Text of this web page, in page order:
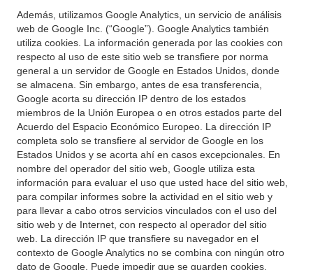
Además, utilizamos Google Analytics, un servicio de análisis
web de Google Inc. (“Google”). Google Analytics también
utiliza cookies. La información generada por las cookies con
respecto al uso de este sitio web se transfiere por norma
general a un servidor de Google en Estados Unidos, donde
se almacena. Sin embargo, antes de esa transferencia,
Google acorta su dirección IP dentro de los estados
miembros de la Unión Europea o en otros estados parte del
Acuerdo del Espacio Económico Europeo. La dirección IP
completa solo se transfiere al servidor de Google en los
Estados Unidos y se acorta ahí en casos excepcionales. En
nombre del operador del sitio web, Google utiliza esta
información para evaluar el uso que usted hace del sitio web,
para compilar informes sobre la actividad en el sitio web y
para llevar a cabo otros servicios vinculados con el uso del
sitio web y de Internet, con respecto al operador del sitio
web. La dirección IP que transfiere su navegador en el
contexto de Google Analytics no se combina con ningún otro
dato de Google. Puede impedir que se guarden cookies,